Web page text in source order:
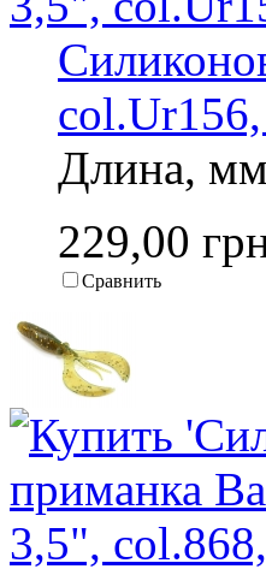
Длина,
229,00
Сравнить